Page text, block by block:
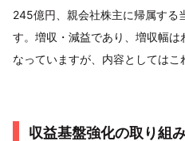
245億円、親会社株主に帰属する
す。増収・減益であり、増収幅は
なっていますが、内容としてはこ
収益基盤強化の取り組